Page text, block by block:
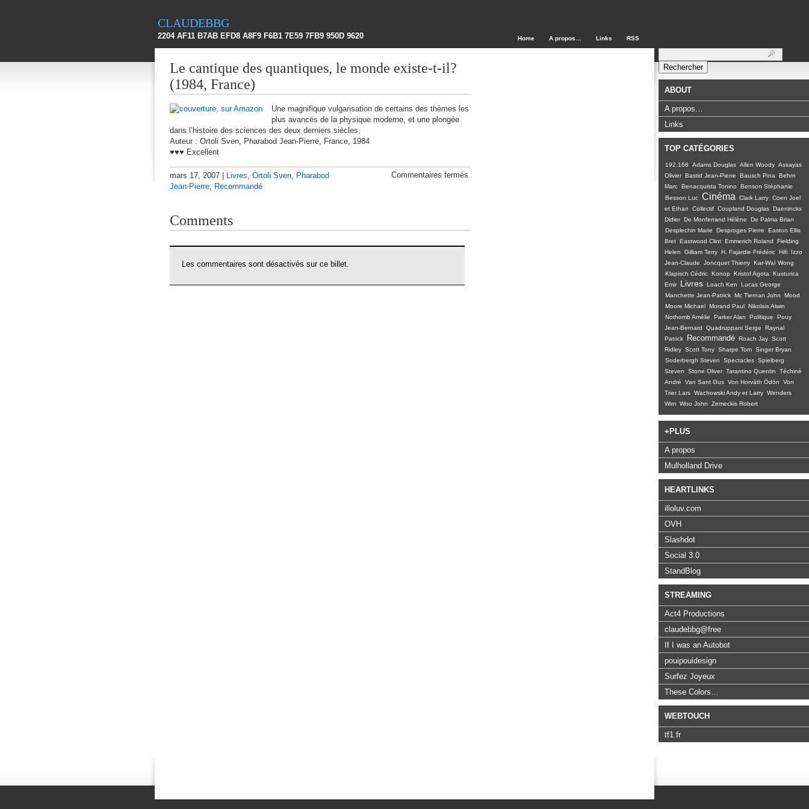
claudebbg
2204 AF11 B7AB EFD8 A8F9 F6B1 7E59 7FB9 950D 9620 Home A propos… Links RSS
Le cantique des quantiques, le monde existe-t-il?
(1984, France)
Une magnifique vulgarisation de certains des thèmes les
plus avancés de la physique moderne, et une plongée
dans l’histoire des sciences des deux derniers siècles.
Auteur : Ortoli Sven, Pharabod Jean-Pierre, France, 1984
♥♥♥ Excellent
mars 17, 2007 | Livres, Ortoli Sven, Pharabod
Jean-Pierre, Recommandé
Commentaires fermés
monde
Comments
Les commentaires sont désactivés sur ce billet.
ABOUT
A propos…
Links
TOP CATÉGORIES
192.168 Adams Douglas Allen Woody Assayas
Olivier Bastid Jean-Pierre Bausch Pina
Behm
Marc Benacquista Tonino
Benson Stéphanie
Besson Luc Cinéma Clark Larry Coen Joel
et Ethan
Collectif Coupland Douglas Daeninckx
Didier De Monferrand Hélène
De Palma Brian
Desplechin Marie
Desproges Pierre
Easton Ellis
Bret Eastwood Clint Emmerich Roland
Fielding
Helen
Gilliam Terry H. Fajardie Frédéric Hifi
Izzo
Jean-Claude
Joncquet Thierry Kar-Waï Wong
Klapisch Cédric Konop Kristof Agota
Kusturica
Emir
Livres Loach Ken
Lucas George
Manchette Jean-Patrick Mc Tiernan John
Mood
Moore Michael Morand Paul Nikolais Alwin
Nothomb Amélie
Parker Alan Politique
Pouy
Jean-Bernard
Quadruppani Serge
Raynal
Patrick
Recommandé Roach Jay Scott
Ridley Scott Tony Sharpe Tom Singer Bryan
Soderbergh Steven
Spectacles Spielberg
Steven
Stone Oliver Tarantino Quentin
Téchiné
André
Van Sant Gus Von Horváth Ödön
Von
Trier Lars Wachowski Andy et Larry Wenders
Wim Woo John Zemeckis Robert
+PLUS
A propos
Mulholland Drive
HEARTLINKS
illoluv.com
OVH
Slashdot
Social 3.0
StandBlog
STREAMING
Act4 Productions
claudebbg@free
If I was an Autobot
pouipouidesign
Surfez Joyeux
These Colors…
WEBTOUCH
tf1.fr